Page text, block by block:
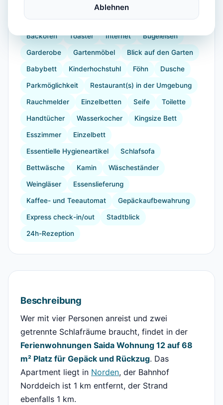
Balkon
Kaffeemaschine Herdplatte Küchenutensilien
Backofen Toaster Internet Bügeleisen
Garderobe Gartenmöbel Blick auf den Garten
Babybett Kinderhochstuhl Föhn Dusche
Parkmöglichkeit Restaurant(s) in der Umgebung
Rauchmelder Einzelbetten Seife Toilette
Handtücher Wasserkocher Kingsize Bett
Esszimmer Einzelbett
Essentielle Hygieneartikel Schlafsofa
Bettwäsche Kamin Wäscheständer
Weingläser Essenslieferung
Kaffee- und Teeautomat Gepäckaufbewahrung
Express check-in/out Stadtblick
24h-Rezeption
Beschreibung
Wer mit vier Personen anreist und zwei
getrennte Schlafräume braucht, findet in der
Ferienwohnungen Saida Wohnung 12 auf 68
m² Platz für Gepäck und Rückzug. Das
Apartment liegt in Norden, der Bahnhof
Norddeich ist 1 km entfernt, der Strand
ebenfalls 1 km.
Ablehnen